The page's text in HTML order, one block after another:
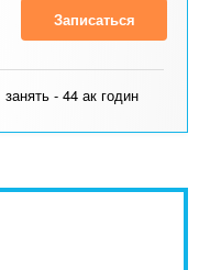
Записаться
занять - 44 ак годин